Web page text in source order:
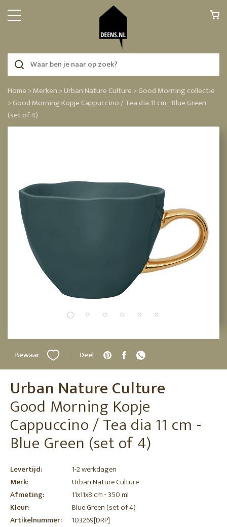
Home >Merken >Urban Nature Culture >Good Morning collectie
>Good Morning Kopje Cappuccino / Tea dia 11 cm - Blue Green
(set of 4)
Bewaar Deel
Urban Nature Culture
Good Morning Kopje
Cappuccino / Tea dia 11 cm -
Blue Green (set of 4)
Levertijd:
1-2 werkdagen
Merk:
Urban Nature Culture
Afmeting:
11x11x8 cm - 350 ml
Kleur:
Blue Green (set of 4)
Artikelnummer:
103269[DRP]